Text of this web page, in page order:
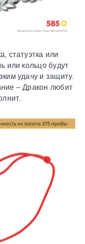
статуэтка или
или кольцо будут
удачу и защиту.
– Дракон любит